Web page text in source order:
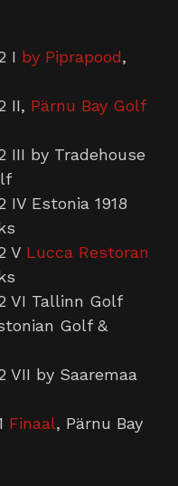
I by Piprapood,
II, Pärnu Bay Golf
III by Tradehouse
IV Estonia 1918
V Lucca Restoran
VI Tallinn Golf
Golf &
VII by Saaremaa
Finaal, Pärnu Bay